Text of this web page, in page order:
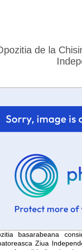
de la
basarabeana
Ziua